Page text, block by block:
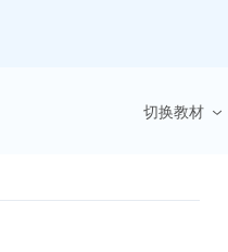
切换教材